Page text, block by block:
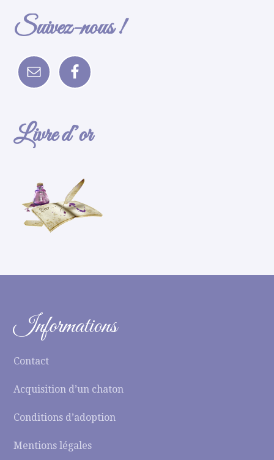
Suivez-nous !
Livre d’or
Informations
Contact
Acquisition d’un chaton
Conditions d’adoption
Mentions légales